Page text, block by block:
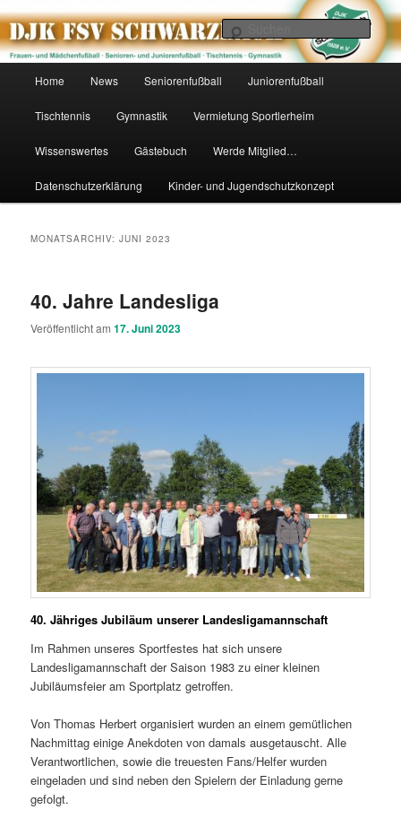
Zum
primären
Inhalt
springen
Zum
sekundären
Inhalt
springenDJK FSV Schwarzbach 1928 e.V.
Home News Seniorenfußball Juniorenfußball
Tischtennis Gymnastik Vermietung Sportlerheim
Wissenswertes Gästebuch Werde Mitglied…
Datenschutzerklärung Kinder- und Jugendschutzkonzept
MONATSARCHIV:JUNI 2023
40. Jahre Landesliga
Veröffentlicht am17. Juni 2023
40. Jähriges Jubiläum unserer Landesligamannschaft
Im Rahmen unseres Sportfestes hat sich unsere
Landesligamannschaft der Saison 1983 zu einer kleinen
Jubiläumsfeier am Sportplatz getroffen.
Von Thomas Herbert organisiert wurden an einem gemütlichen
Nachmittag einige Anekdoten von damals ausgetauscht. Alle
Verantwortlichen, sowie die treuesten Fans/Helfer wurden
eingeladen und sind neben den Spielern der Einladung gerne
gefolgt.